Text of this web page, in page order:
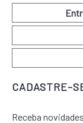
CADASTRE-
Receba